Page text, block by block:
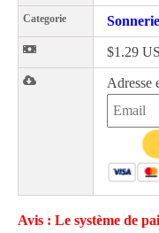
Categorie
$1.29
Adresse
Avis : Le système de